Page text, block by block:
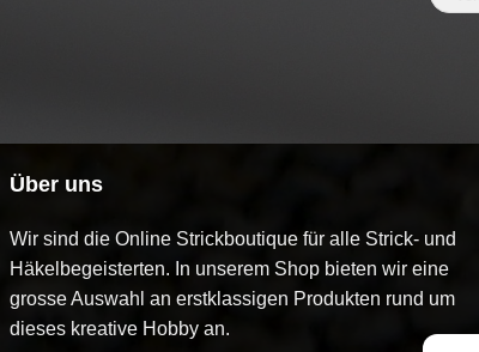
Über uns
Wir sind die Online Strickboutique für alle Strick- und
Häkelbegeisterten. In unserem Shop bieten wir eine
grosse Auswahl an erstklassigen Produkten rund um
dieses kreative Hobby an.